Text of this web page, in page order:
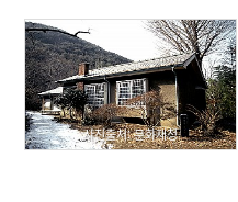
사진출처: 문화재청